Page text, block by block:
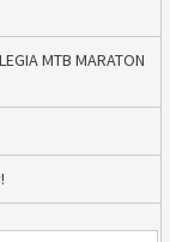
MTB MARATON